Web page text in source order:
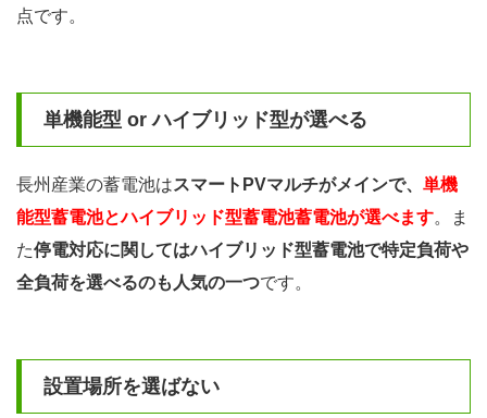
点です。
単機能型 or ハイブリッド型が選べる
長州産業の蓄電池はスマートPVマルチがメインで、 単機
能型蓄電池とハイブリッド型蓄電池蓄電池が選べます。ま
た停電対応に関してはハイブリッド型蓄電池で特定負荷や
全負荷を選べるのも人気の一つです。
設置場所を選ばない